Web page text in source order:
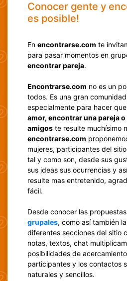
Conocer gente y
es posible!
En encontrarse.com te
para pasar momentos en
encontrar pareja.
Encontrarse.com no es un
todos. Es una gran
especialmente para hacer que
amor, encontrar una pareja
amigos te resulte muchísimo
encontrarse.com
mujeres, participantes del
tal y como son, desde sus
sus ideas sus ocurrencias y
resulte mas entretenido,
fácil.
Desde conocer las
grupales, como así también
diferentes secciones del sitio
notas, textos, chat
posibilidades de
participantes y los contactos
naturales y sencillos.